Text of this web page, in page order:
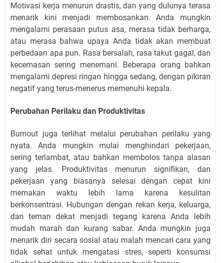
Motivasi kerja menurun drastis, dan yang dulunya terasa
menarik kini menjadi membosankan. Anda mungkin
mengalami perasaan putus asa, merasa tidak berharga,
atau merasa bahwa upaya Anda tidak akan membuat
perbedaan apa pun. Rasa bersalah, rasa takut gagal, dan
kecemasan sering menemani. Beberapa orang bahkan
mengalami depresi ringan hingga sedang, dengan pikiran
negatif yang terus-menerus memenuhi kepala.
Perubahan Perilaku dan Produktivitas
Burnout juga terlihat melalui perubahan perilaku yang
nyata. Anda mungkin mulai menghindari pekerjaan,
sering terlambat, atau bahkan membolos tanpa alasan
yang jelas. Produktivitas menurun signifikan, dan
pekerjaan yang biasanya selesai dengan cepat kini
memakan waktu lebih lama karena kesulitan
berkonsentrasi. Hubungan dengan rekan kerja, keluarga,
dan teman dekat menjadi tegang karena Anda lebih
mudah marah dan kurang sabar. Anda mungkin juga
menarik diri secara sosial atau malah mencari cara yang
tidak sehat untuk mengatasi stres, seperti konsumsi